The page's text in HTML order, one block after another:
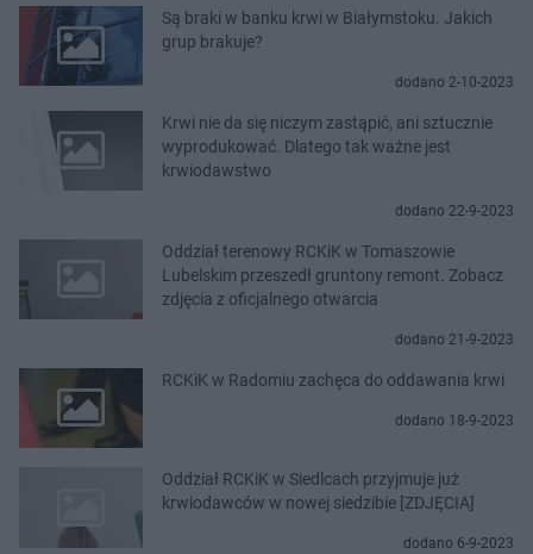
Są braki w banku krwi w Białymstoku. Jakich
grup brakuje?
dodano 2-10-2023
Krwi nie da się niczym zastąpić, ani sztucznie
wyprodukować. Dlatego tak ważne jest
krwiodawstwo
dodano 22-9-2023
Oddział terenowy RCKiK w Tomaszowie
Lubelskim przeszedł gruntony remont. Zobacz
zdjęcia z oficjalnego otwarcia
dodano 21-9-2023
RCKiK w Radomiu zachęca do oddawania krwi
dodano 18-9-2023
Oddział RCKiK w Siedlcach przyjmuje już
krwiodawców w nowej siedzibie [ZDJĘCIA]
dodano 6-9-2023